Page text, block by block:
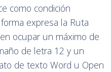
como condición
expresa la Ruta
ocupar un máximo de
de letra 12 y un
de texto Word u Open